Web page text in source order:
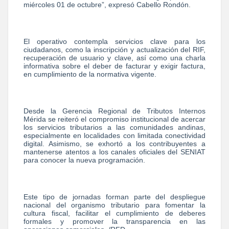
miércoles 01 de octubre”, expresó Cabello Rondón.
El operativo contempla servicios clave para los
ciudadanos, como la inscripción y actualización del RIF,
recuperación de usuario y clave, así como una charla
informativa sobre el deber de facturar y exigir factura,
en cumplimiento de la normativa vigente.
Desde la Gerencia Regional de Tributos Internos
Mérida se reiteró el compromiso institucional de acercar
los servicios tributarios a las comunidades andinas,
especialmente en localidades con limitada conectividad
digital. Asimismo, se exhortó a los contribuyentes a
mantenerse atentos a los canales oficiales del SENIAT
para conocer la nueva programación.
Este tipo de jornadas forman parte del despliegue
nacional del organismo tributario para fomentar la
cultura fiscal, facilitar el cumplimiento de deberes
formales y promover la transparencia en las